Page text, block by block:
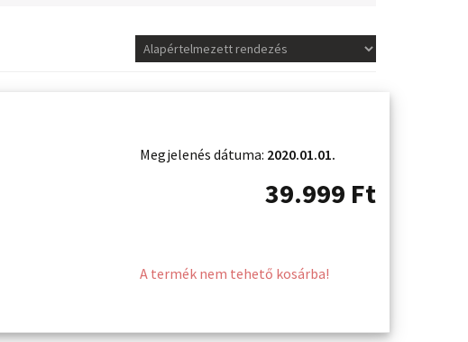
Megjelenés dátuma: 2020.01.01.
39.999 Ft
A termék nem tehető kosárba!